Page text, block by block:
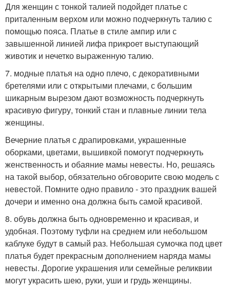
Для женщин с тонкой талией подойдет платье с
приталенным верхом или можно подчеркнуть талию с
помощью пояса. Платье в стиле ампир или с
завышенной линией лифа прикроет выступающий
животик и нечетко выраженную талию.
7. модные платья на одно плечо, с декоративными
бретелями или с открытыми плечами, с большим
шикарным вырезом дают возможность подчеркнуть
красивую фигуру, тонкий стан и плавные линии тела
женщины.
Вечерние платья с драпировками, украшенные
оборками, цветами, вышивкой помогут подчеркнуть
женственность и обаяние мамы невесты. Но, решаясь
на такой выбор, обязательно обговорите свою модель с
невестой. Помните одно правило - это праздник вашей
дочери и именно она должна быть самой красивой.
8. обувь должна быть одновременно и красивая, и
удобная. Поэтому туфли на среднем или небольшом
каблуке будут в самый раз. Небольшая сумочка под цвет
платья будет прекрасным дополнением наряда мамы
невесты. Дорогие украшения или семейные реликвии
могут украсить шею, руки, уши и грудь женщины.